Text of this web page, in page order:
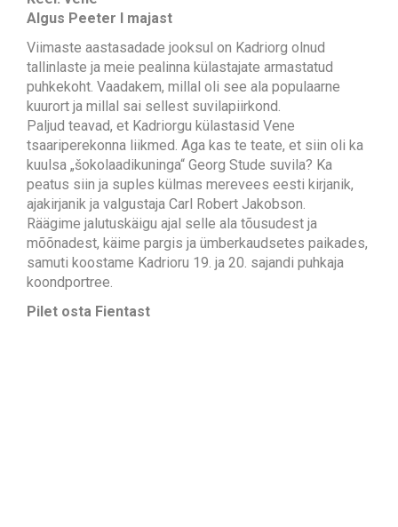
Algus Peeter I majast
Viimaste aastasadade jooksul on Kadriorg olnud
tallinlaste ja meie pealinna külastajate armastatud
puhkekoht. Vaadakem, millal oli see ala populaarne
kuurort ja millal sai sellest suvilapiirkond.
Paljud teavad, et Kadriorgu külastasid Vene
tsaariperekonna liikmed. Aga kas te teate, et siin oli ka
kuulsa „šokolaadikuninga“ Georg Stude suvila? Ka
peatus siin ja suples külmas merevees eesti kirjanik,
ajakirjanik ja valgustaja Carl Robert Jakobson.
Räägime jalutuskäigu ajal selle ala tõusudest ja
mõõnadest, käime pargis ja ümberkaudsetes paikades,
samuti koostame Kadrioru 19. ja 20. sajandi puhkaja
koondportree.
Pilet osta Fientast